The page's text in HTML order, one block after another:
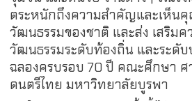
ตระหนักถึงความสำคัญและเห็น
วัฒนธรรมของชาติ และส่ง เสริม
วัฒนธรรมระดับท้องถิ่น และระดับ
ฉลองครบรอบ 70 ปี คณะศึกษา ศ
ดนตรีไทย มหาวิทยาลัยบูรพา